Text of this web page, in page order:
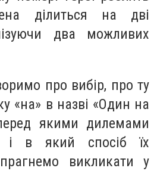
ділиться на дві
два можливих
про вибір, про ту
«на» в назві «Один на
якими дилемами
і в який спосіб їх
викликати у